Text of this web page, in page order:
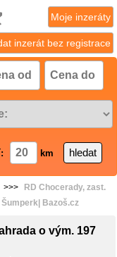
inzerát bez registrace
Moje inzeráty
km
>>>
RD Chocerady, zast.
Bazoš.cz
o vým. 197